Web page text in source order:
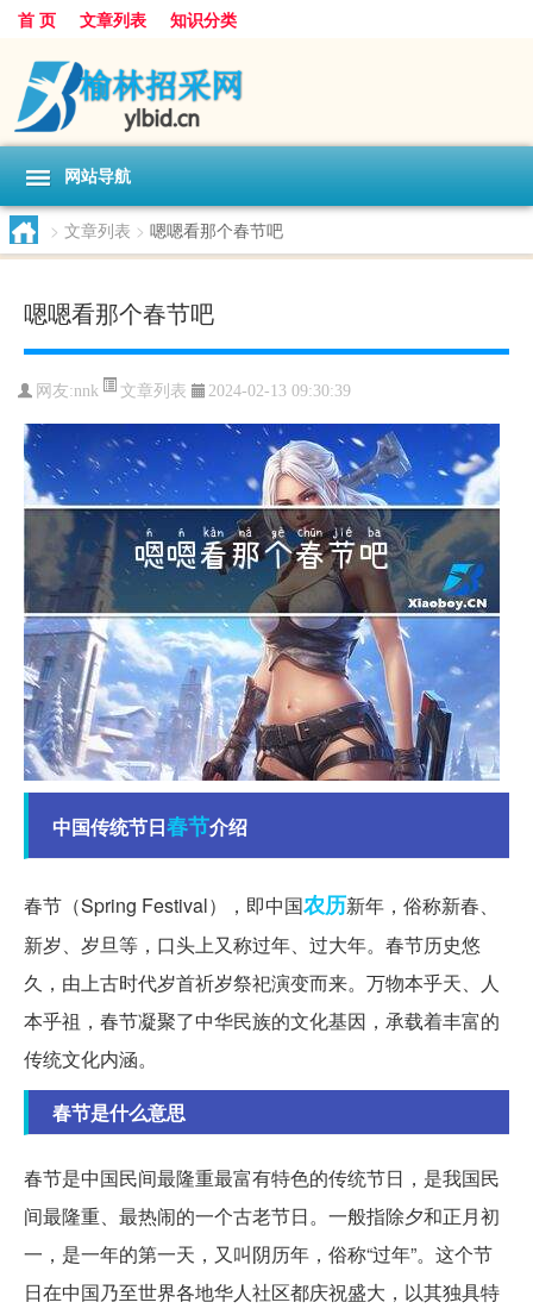
首 页 文章列表 知识分类
网站导航
> 文章列表 > 嗯嗯看那个春节吧
嗯嗯看那个春节吧
网友:nnk 文章列表 2024-02-13 09:30:39
中国传统节日春节介绍
春节（Spring Festival），即中国农历新年，俗称新春、
新岁、岁旦等，口头上又称过年、过大年。春节历史悠
久，由上古时代岁首祈岁祭祀演变而来。万物本乎天、人
本乎祖，春节凝聚了中华民族的文化基因，承载着丰富的
传统文化内涵。
春节是什么意思
春节是中国民间最隆重最富有特色的传统节日，是我国民
间最隆重、最热闹的一个古老节日。一般指除夕和正月初
一，是一年的第一天，又叫阴历年，俗称“过年”。这个节
日在中国乃至世界各地华人社区都庆祝盛大，以其独具特